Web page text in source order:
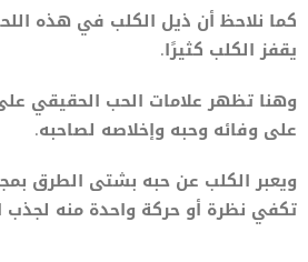
كما نلاحظ أن ذيل الكلب في هذه
يقفز الكلب كثيرًا.
وهنا تظهر علامات الحب الحقيقي
على وفائه وحبه وإخلاصه لصاحبه.
ويعبر الكلب عن حبه بشتى الطرق
تكفي نظرة أو حركة واحدة منه لجذب